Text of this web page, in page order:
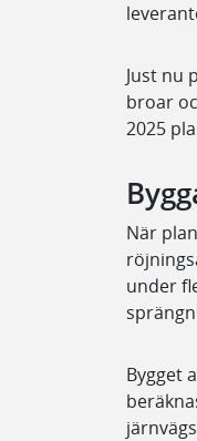
Just nu
broar
2025
När
under
Bygget